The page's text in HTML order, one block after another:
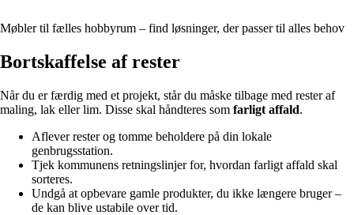
Møbler til fælles hobbyrum – find løsninger, der passer til alles behov
Bortskaffelse af rester
Når du er færdig med et projekt, står du måske tilbage med rester af
maling, lak eller lim. Disse skal håndteres som farligt affald.
Aflever rester og tomme beholdere på din lokale
genbrugsstation.
Tjek kommunens retningslinjer for, hvordan farligt affald skal
sorteres.
Undgå at opbevare gamle produkter, du ikke længere bruger –
de kan blive ustabile over tid.